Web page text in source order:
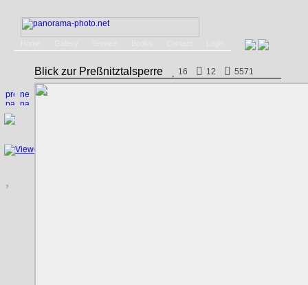
Blick zur Preßnitztalsperre 16 12 5571